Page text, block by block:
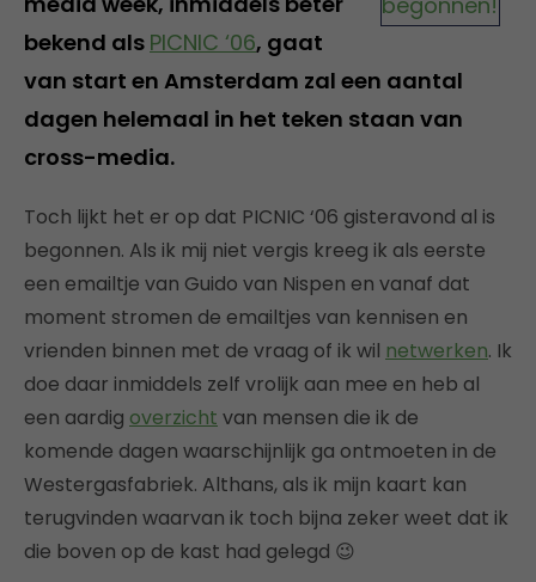
bekend als PICNIC ‘06, gaat
van start en Amsterdam zal een aantal
dagen helemaal in het teken staan van
cross-media.
Toch lijkt het er op dat PICNIC ‘06 gisteravond al is
begonnen. Als ik mij niet vergis kreeg ik als eerste
een emailtje van Guido van Nispen en vanaf dat
moment stromen de emailtjes van kennisen en
vrienden binnen met de vraag of ik wil netwerken. Ik
doe daar inmiddels zelf vrolijk aan mee en heb al
een aardig overzicht van mensen die ik de
komende dagen waarschijnlijk ga ontmoeten in de
Westergasfabriek. Althans, als ik mijn kaart kan
terugvinden waarvan ik toch bijna zeker weet dat ik
die boven op de kast had gelegd 😉